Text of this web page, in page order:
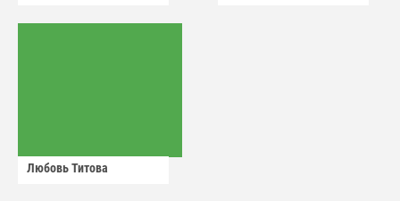
Любовь Титова